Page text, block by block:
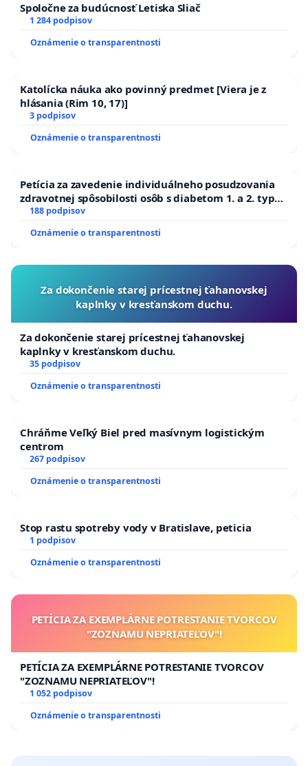
Spoločne za budúcnosť Letiska Sliač
1 284 podpisov
Oznámenie o transparentnosti
Katolícka náuka ako povinný predmet [Viera je z
hlásania (Rim 10, 17)]
3 podpisov
Oznámenie o transparentnosti
Petícia za zavedenie individuálneho posudzovania
zdravotnej spôsobilosti osôb s diabetom 1. a 2. typu
pri prijímaní do Policajného zboru SR
188 podpisov
Oznámenie o transparentnosti
Za dokončenie starej prícestnej ťahanovskej
kaplnky v kresťanskom duchu.
Za dokončenie starej prícestnej ťahanovskej
kaplnky v kresťanskom duchu.
35 podpisov
Oznámenie o transparentnosti
Chráňme Veľký Biel pred masívnym logistickým
centrom
267 podpisov
Oznámenie o transparentnosti
Stop rastu spotreby vody v Bratislave, peticia
1 podpisov
Oznámenie o transparentnosti
PETÍCIA ZA EXEMPLÁRNE POTRESTANIE TVORCOV
"ZOZNAMU NEPRIATEĽOV"!
PETÍCIA ZA EXEMPLÁRNE POTRESTANIE TVORCOV
"ZOZNAMU NEPRIATEĽOV"!
1 052 podpisov
Oznámenie o transparentnosti